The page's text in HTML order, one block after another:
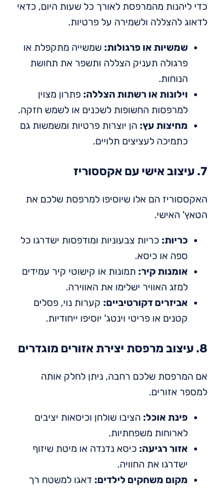
כדי ליהנות מהמרפסת לאורך כל שעות היום, כדאי
לדאוג להצללה ולשמירה על פרטיות.
שמשיות או פרגולות: שמשייה מתקפלת או
פרגולה תעניק הצללה ותשפר את תחושת
הנוחות.
וילונות או רשתות הצללה: פתרון מצוין
למרפסות החשופות לשכנים או לשמש חזקה.
מחיצות עץ: הן יוצרות פרטיות ומשמשות גם
כתמיכה לעציצים תלויים.
7. עיצוב אישי עם אקססוריז
האקססוריז הם אלו שיוסיפו למרפסת שלכם את
הטאץ' האישי.
כריות: כריות צבעוניות ומודפסות ישדרגו כל
ספה או כיסא.
אומנות קיר: תמונות או קישוטי קיר עמידים
למזג האוויר ישלימו את האווירה.
אביזרים דקורטיביים: קערות נוי, פסלים
קטנים או פריטי וינטג' יוסיפו ייחודיות.
8. עיצוב מרפסת יצירת אזורים מוגדרים
אם המרפסת שלכם רחבה, ניתן לחלק אותה
למספר אזורים.
פינת אוכל: הציבו שולחן וכיסאות יציבים
לארוחות משפחתיות.
אזור רגיעה: כיסא נדנדה או מיטת שיזוף
ישדרגו את החוויה.
מקום משחקים לילדים: דאגו למשטח רך